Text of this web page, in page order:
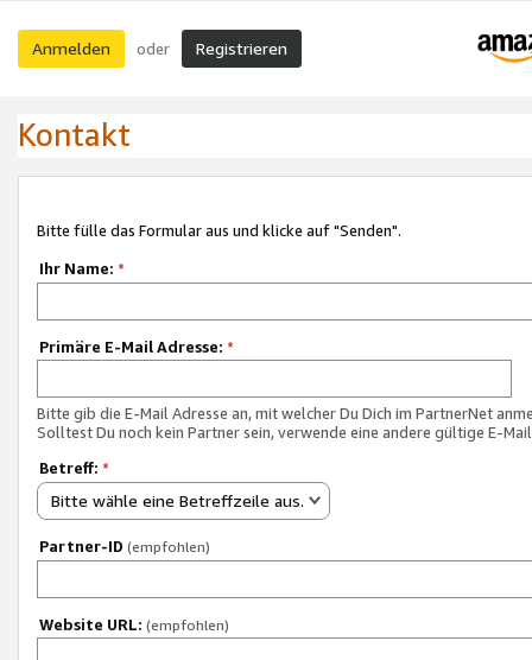
Anmelden oder Registrieren
Kontakt
Bitte fülle das Formular aus und klicke auf "Senden".
Ihr Name: *
Primäre E-Mail Adresse: *
Bitte gib die E-Mail Adresse an, mit welcher Du Dich im PartnerNet
Solltest Du noch kein Partner sein, verwende eine andere gültige E-
Betreff: *
Bitte wähle eine Betreffzeile aus.
Partner-ID (empfohlen)
Website URL: (empfohlen)